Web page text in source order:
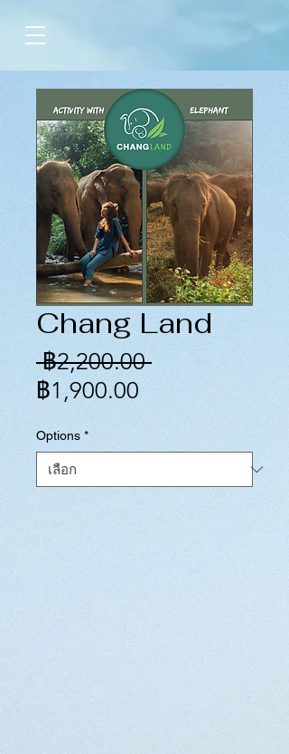
Chang Land
฿2,200.00 ราคา
฿1,900.00
ลด
Options *